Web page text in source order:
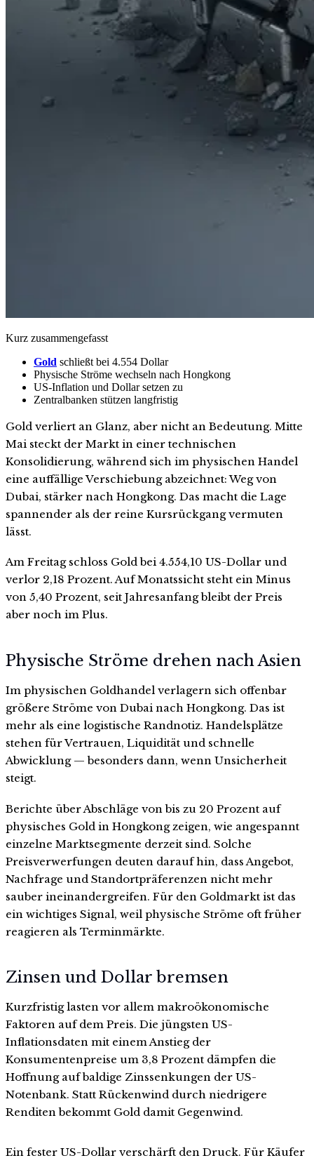
Kurz zusammengefasst
Gold schließt bei 4.554 Dollar
Physische Ströme wechseln nach Hongkong
US-Inflation und Dollar setzen zu
Zentralbanken stützen langfristig
Gold verliert an Glanz, aber nicht an Bedeutung. Mitte
Mai steckt der Markt in einer technischen
Konsolidierung, während sich im physischen Handel
eine auffällige Verschiebung abzeichnet: Weg von
Dubai, stärker nach Hongkong. Das macht die Lage
spannender als der reine Kursrückgang vermuten
lässt.
Am Freitag schloss Gold bei 4.554,10 US-Dollar und
verlor 2,18 Prozent. Auf Monatssicht steht ein Minus
von 5,40 Prozent, seit Jahresanfang bleibt der Preis
aber noch im Plus.
Physische Ströme drehen nach Asien
Im physischen Goldhandel verlagern sich offenbar
größere Ströme von Dubai nach Hongkong. Das ist
mehr als eine logistische Randnotiz. Handelsplätze
stehen für Vertrauen, Liquidität und schnelle
Abwicklung — besonders dann, wenn Unsicherheit
steigt.
Berichte über Abschläge von bis zu 20 Prozent auf
physisches Gold in Hongkong zeigen, wie angespannt
einzelne Marktsegmente derzeit sind. Solche
Preisverwerfungen deuten darauf hin, dass Angebot,
Nachfrage und Standortpräferenzen nicht mehr
sauber ineinandergreifen. Für den Goldmarkt ist das
ein wichtiges Signal, weil physische Ströme oft früher
reagieren als Terminmärkte.
Zinsen und Dollar bremsen
Kurzfristig lasten vor allem makroökonomische
Faktoren auf dem Preis. Die jüngsten US-
Inflationsdaten mit einem Anstieg der
Konsumentenpreise um 3,8 Prozent dämpfen die
Hoffnung auf baldige Zinssenkungen der US-
Notenbank. Statt Rückenwind durch niedrigere
Renditen bekommt Gold damit Gegenwind.
Ein fester US-Dollar verschärft den Druck. Für Käufer